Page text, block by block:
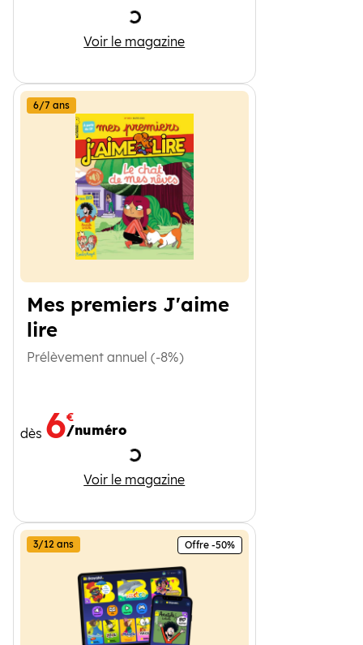
Chargement
Voir le magazine
Pomme d'Api
Mes premiers J'aime
lire
6/7 ans
Prélèvement annuel (-8%)
dès 6€
/numéro
Chargement
Voir le magazineMes premiers J'aime lire
3/12 ans Offre -50%